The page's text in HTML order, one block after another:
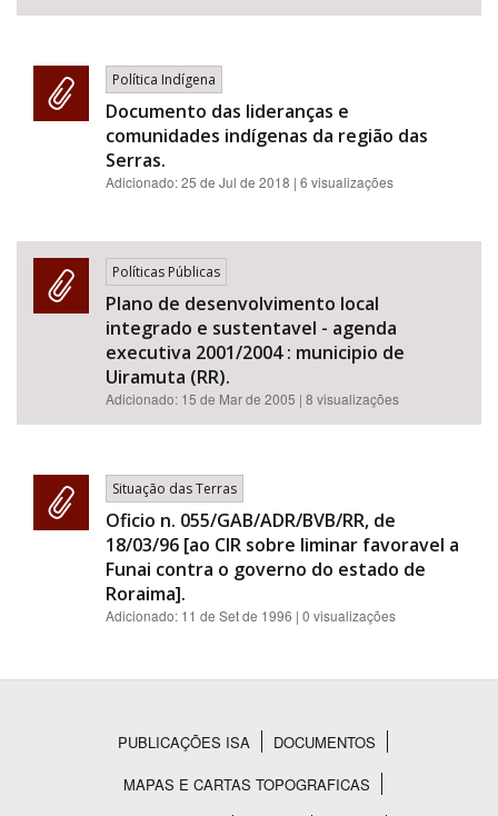
Política Indígena
Documento das lideranças e
comunidades indígenas da região das
Serras.
Adicionado:25 de Jul de 2018 | 6 visualizações
Políticas Públicas
Plano de desenvolvimento local
integrado e sustentavel - agenda
executiva 2001/2004 : municipio de
Uiramuta (RR).
Adicionado: 15 de Mar de 2005 | 8 visualizações
Situação das Terras
Oficio n. 055/GAB/ADR/BVB/RR, de
18/03/96 [ao CIR sobre liminar favoravel a
Funai contra o governo do estado de
Roraima].
Adicionado: 11 de Set de 1996 | 0 visualizações
Rodapé
PUBLICAÇÕES ISA
DOCUMENTOS
MAPAS E CARTAS TOPOGRAFICAS